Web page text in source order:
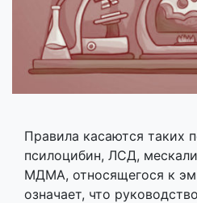
Правила касаются таких
псилоцибин, ЛСД,
МДМА, относящегося к
означает, что